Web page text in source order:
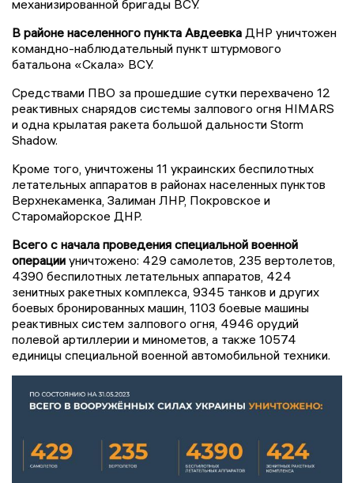
механизированной бригады ВСУ.
В районе населенного пункта Авдеевка ДНР уничтожен
командно-наблюдательный пункт штурмового
батальона «Скала» ВСУ.
Средствами ПВО за прошедшие сутки перехвачено 12
реактивных снарядов системы залпового огня HIMARS
и одна крылатая ракета большой дальности Storm
Shadow.
Кроме того, уничтожены 11 украинских беспилотных
летательных аппаратов в районах населенных пунктов
Верхнекаменка, Залиман ЛНР, Покровское и
Старомайорское ДНР.
Всего с начала проведения специальной военной
операции уничтожено: 429 самолетов, 235 вертолетов,
4390 беспилотных летательных аппаратов, 424
зенитных ракетных комплекса, 9345 танков и других
боевых бронированных машин, 1103 боевые машины
реактивных систем залпового огня, 4946 орудий
полевой артиллерии и минометов, а также 10574
единицы специальной военной автомобильной техники.